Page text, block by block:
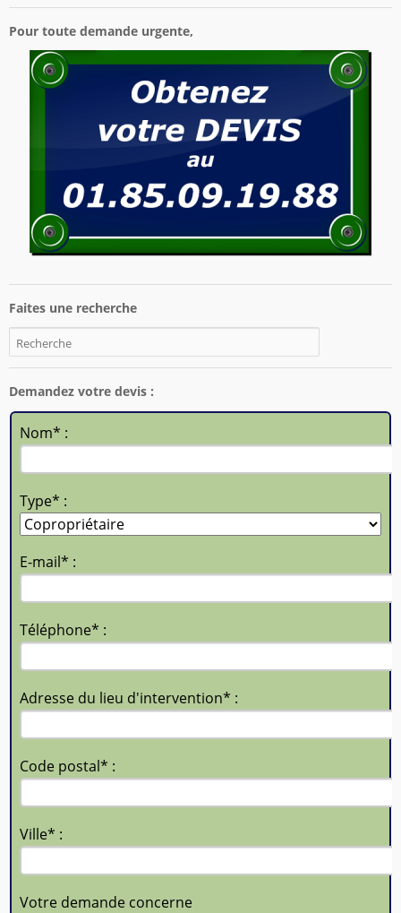
Pour toute demande urgente,
Faites une recherche
Demandez votre devis :
Nom* :
Type* :
E-mail* :
Téléphone* :
Adresse du lieu d'intervention* :
Code postal* :
Ville* :
Votre demande concerne